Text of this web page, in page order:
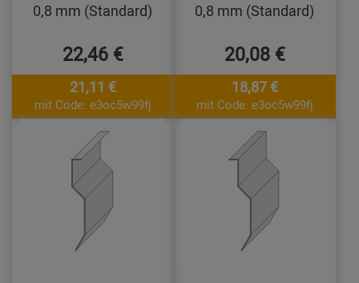
0,8 mm (Standard)
22,46 €
21,11 €
mit Code: e3oc5w99fj
0,8 mm (Standard)
20,08 €
18,87 €
mit Code: e3oc5w99fj